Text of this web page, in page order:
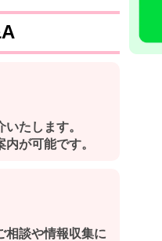
たします。
が可能です。
相談や情報収集に